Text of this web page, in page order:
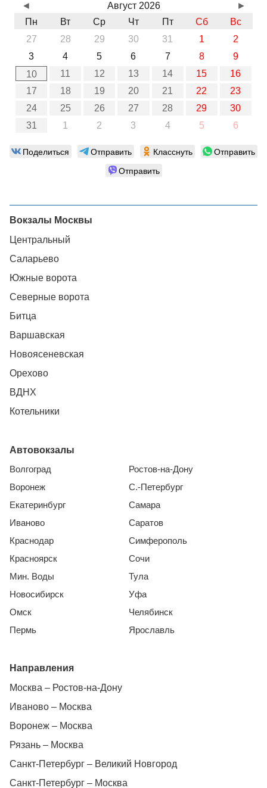
Август 2026
Пн
Вт Ср Чт Пт Сб
Вс
27
28 29 30 31 1
2
3
4 5 6 7 8
9
10
11 12 13 14 15
16
17
18 19 20 21 22
23
24
25 26 27 28 29
30
31
1 2 3 4 5 6
◄ ►
Поделиться Отправить Класснуть
Отправить
Отправить
Вокзалы Москвы
Центральный
Саларьево
Южные ворота
Северные ворота
Битца
Варшавская
Новоясеневская
Орехово
ВДНХ
Котельники
Автовокзалы
Волгоград
Воронеж
Екатеринбург
Иваново
Краснодар
Красноярск
Мин. Воды
Новосибирск
Омск
Пермь
Ростов-на-Дону
С.-Петербург
Самара
Саратов
Симферополь
Сочи
Тула
Уфа
Челябинск
Ярославль
Направления
Москва – Ростов-на-Дону
Иваново – Москва
Воронеж – Москва
Рязань – Москва
Санкт-Петербург – Великий Новгород
Санкт-Петербург – Москва